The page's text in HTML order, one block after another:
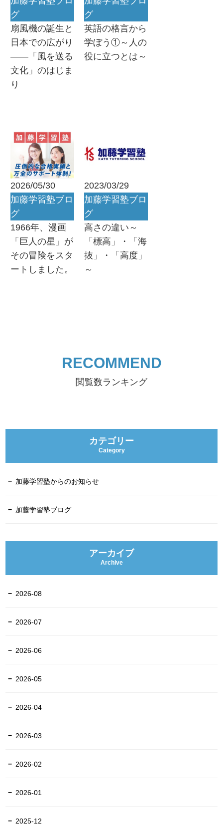
グ
扇風機の誕生と
日本での広がり
――「風を送る
文化」のはじま
り
グ
英語の格言から
学ぼう①～人の
役に立つとは～
2026/05/30
加藤学習塾ブロ
グ
1966年、漫画
「巨人の星」が
その冒険をスタ
ートしました。
2023/03/29
加藤学習塾ブロ
グ
高さの違い～
「標高」・「海
抜」・「高度」
～
RECOMMEND
閲覧数ランキング
カテゴリー
Category
加藤学習塾からのお知らせ
加藤学習塾ブログ
アーカイブ
Archive
2026-08
2026-07
2026-06
2026-05
2026-04
2026-03
2026-02
2026-01
2025-12